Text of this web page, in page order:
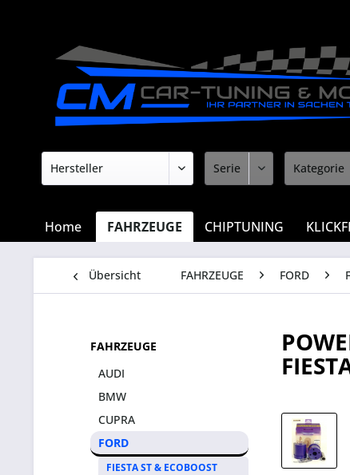
Home FAHRZEUGE CHIPTUNING
Übersicht FAHRZEUGE FORD
FAHRZEUGE
AUDI
BMW
CUPRA
FORD
FIESTA ST & ECOBOOST